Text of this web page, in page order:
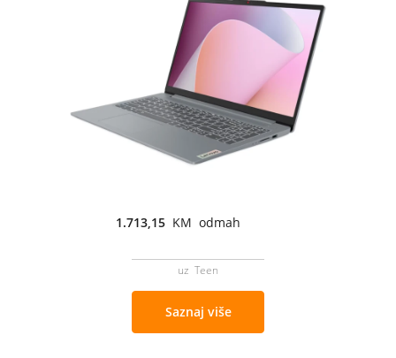
1.713,15 KM odmah
uz Teen
Saznaj više